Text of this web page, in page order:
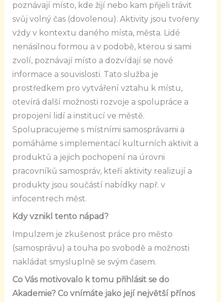
poznávají místo, kde žijí nebo kam přijeli trávit
svůj volný čas (dovolenou). Aktivity jsou tvořeny
vždy v kontextu daného místa, města. Lidé
nenásilnou formou a v podobě, kterou si sami
zvolí, poznávají místo a dozvídají se nové
informace a souvislosti. Tato služba je
prostředkem pro vytváření vztahu k místu,
otevírá další možnosti rozvoje a spolupráce a
propojení lidí a institucí ve městě.
Spolupracujeme s místními samosprávami a
pomáháme s implementací kulturních aktivit a
produktů a jejich pochopení na úrovni
pracovníků samospráv, kteří aktivity realizují a
produkty jsou součástí nabídky např. v
infocentrech měst.
Kdy vznikl tento nápad?
Impulzem je zkušenost práce pro město
(samosprávu) a touha po svobodě a možnosti
nakládat smysluplně se svým časem.
Co Vás motivovalo k tomu přihlásit se do
Akademie? Co vnímáte jako její největší přínos